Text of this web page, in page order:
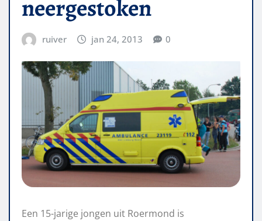
neergestoken
ruiver jan 24, 2013 0
Een 15-jarige jongen uit Roermond is